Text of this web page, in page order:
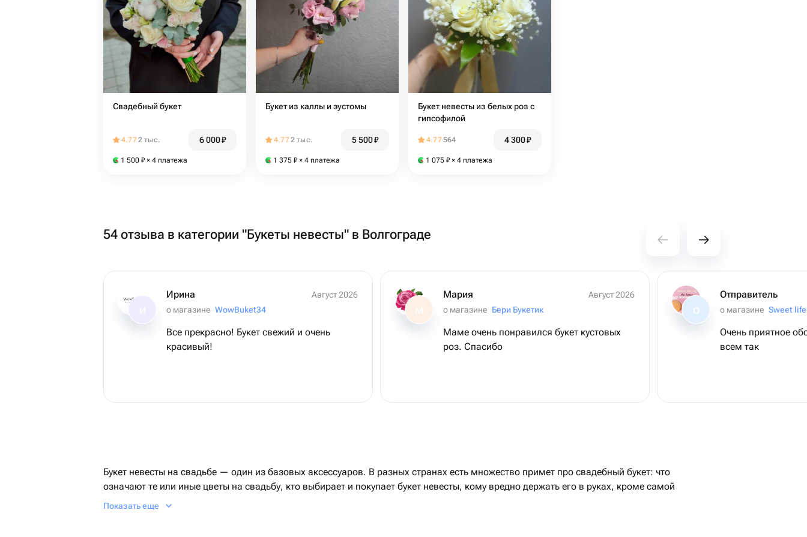
Свадебный букет
4.772 тыс. 6 000₽
1 500 ₽ × 4 платежа
Букет из каллы и эустомы
4.772 тыс. 5 500₽
1 375 ₽ × 4 платежа
Букет невесты из белых роз с
гипсофилой
4.77564 4 300₽
1 075 ₽ × 4 платежа
54 отзыва в категории "Букеты невесты" в Волгограде
Ирина
Август 2026
о магазине WowBuket34
Все прекрасно! Букет свежий и очень
красивый!
М
Мария
Август 2026
о магазине Бери Букетик
Маме очень понравился букет кустовых
роз. Спасибо
О
Отправитель
о магазине Sweet life
Очень приятное
всем так
Букет невесты на свадьбе — один из базовых аксессуаров. В разных странах есть множество примет про свадебный букет: что
означают те или иные цветы на свадьбу, кто выбирает и покупает букет невесты, кому вредно держать его в руках, кроме самой
новобрачной. Давайте вместе выясним, как, когда и где правильнее всего будет найти идеальный букет для невесты на свадьбу.
Показать еще